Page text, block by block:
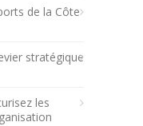
de la Côte
stratégique
les